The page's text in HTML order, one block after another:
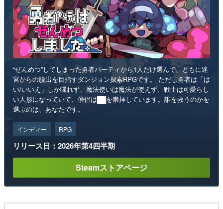
“ぜんめつ”してしまった勇者パーティから1人だけ選んで、ともに迷
宮からの脱出を目指すダンジョン探索RPGです。 ただし勇者は「は
い/いいえ」しか喋れず、魔法使いは魔法が使えず、戦士は可愛らし
い人形になっていて、僧侶は██を崇拝しています。誰を救うのかを
選ぶのは、あなたです。
インディー RPG
リリース日：2026年第4四半期
Steamストアページ